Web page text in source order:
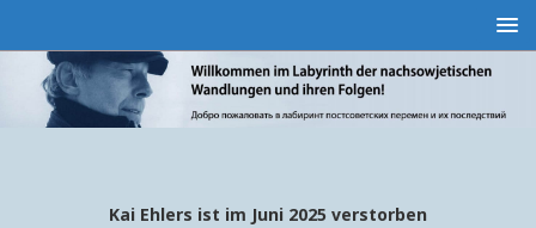
Kai Ehlers ist im Juni 2025 verstorben